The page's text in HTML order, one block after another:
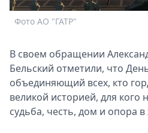
2026
Скачай
Фото АО "ГАТР"
В своем обращении
Бельский отметили, что
объединяющий всех, кто
великой историей, для кого
судьба, честь, дом и опора